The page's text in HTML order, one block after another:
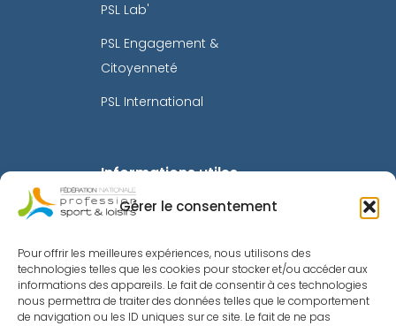
Gérer le consentement
Pour offrir les meilleures expériences, nous utilisons des
technologies telles que les cookies pour stocker et/ou accéder aux
informations des appareils. Le fait de consentir à ces technologies
nous permettra de traiter des données telles que le comportement
de navigation ou les ID uniques sur ce site. Le fait de ne pas
PSL Lab'
PSL Engagement &
Citoyenneté
PSL International
Informations utiles
Mentions légales
Politique de confidentialité
Intranet
Toutes les actualités